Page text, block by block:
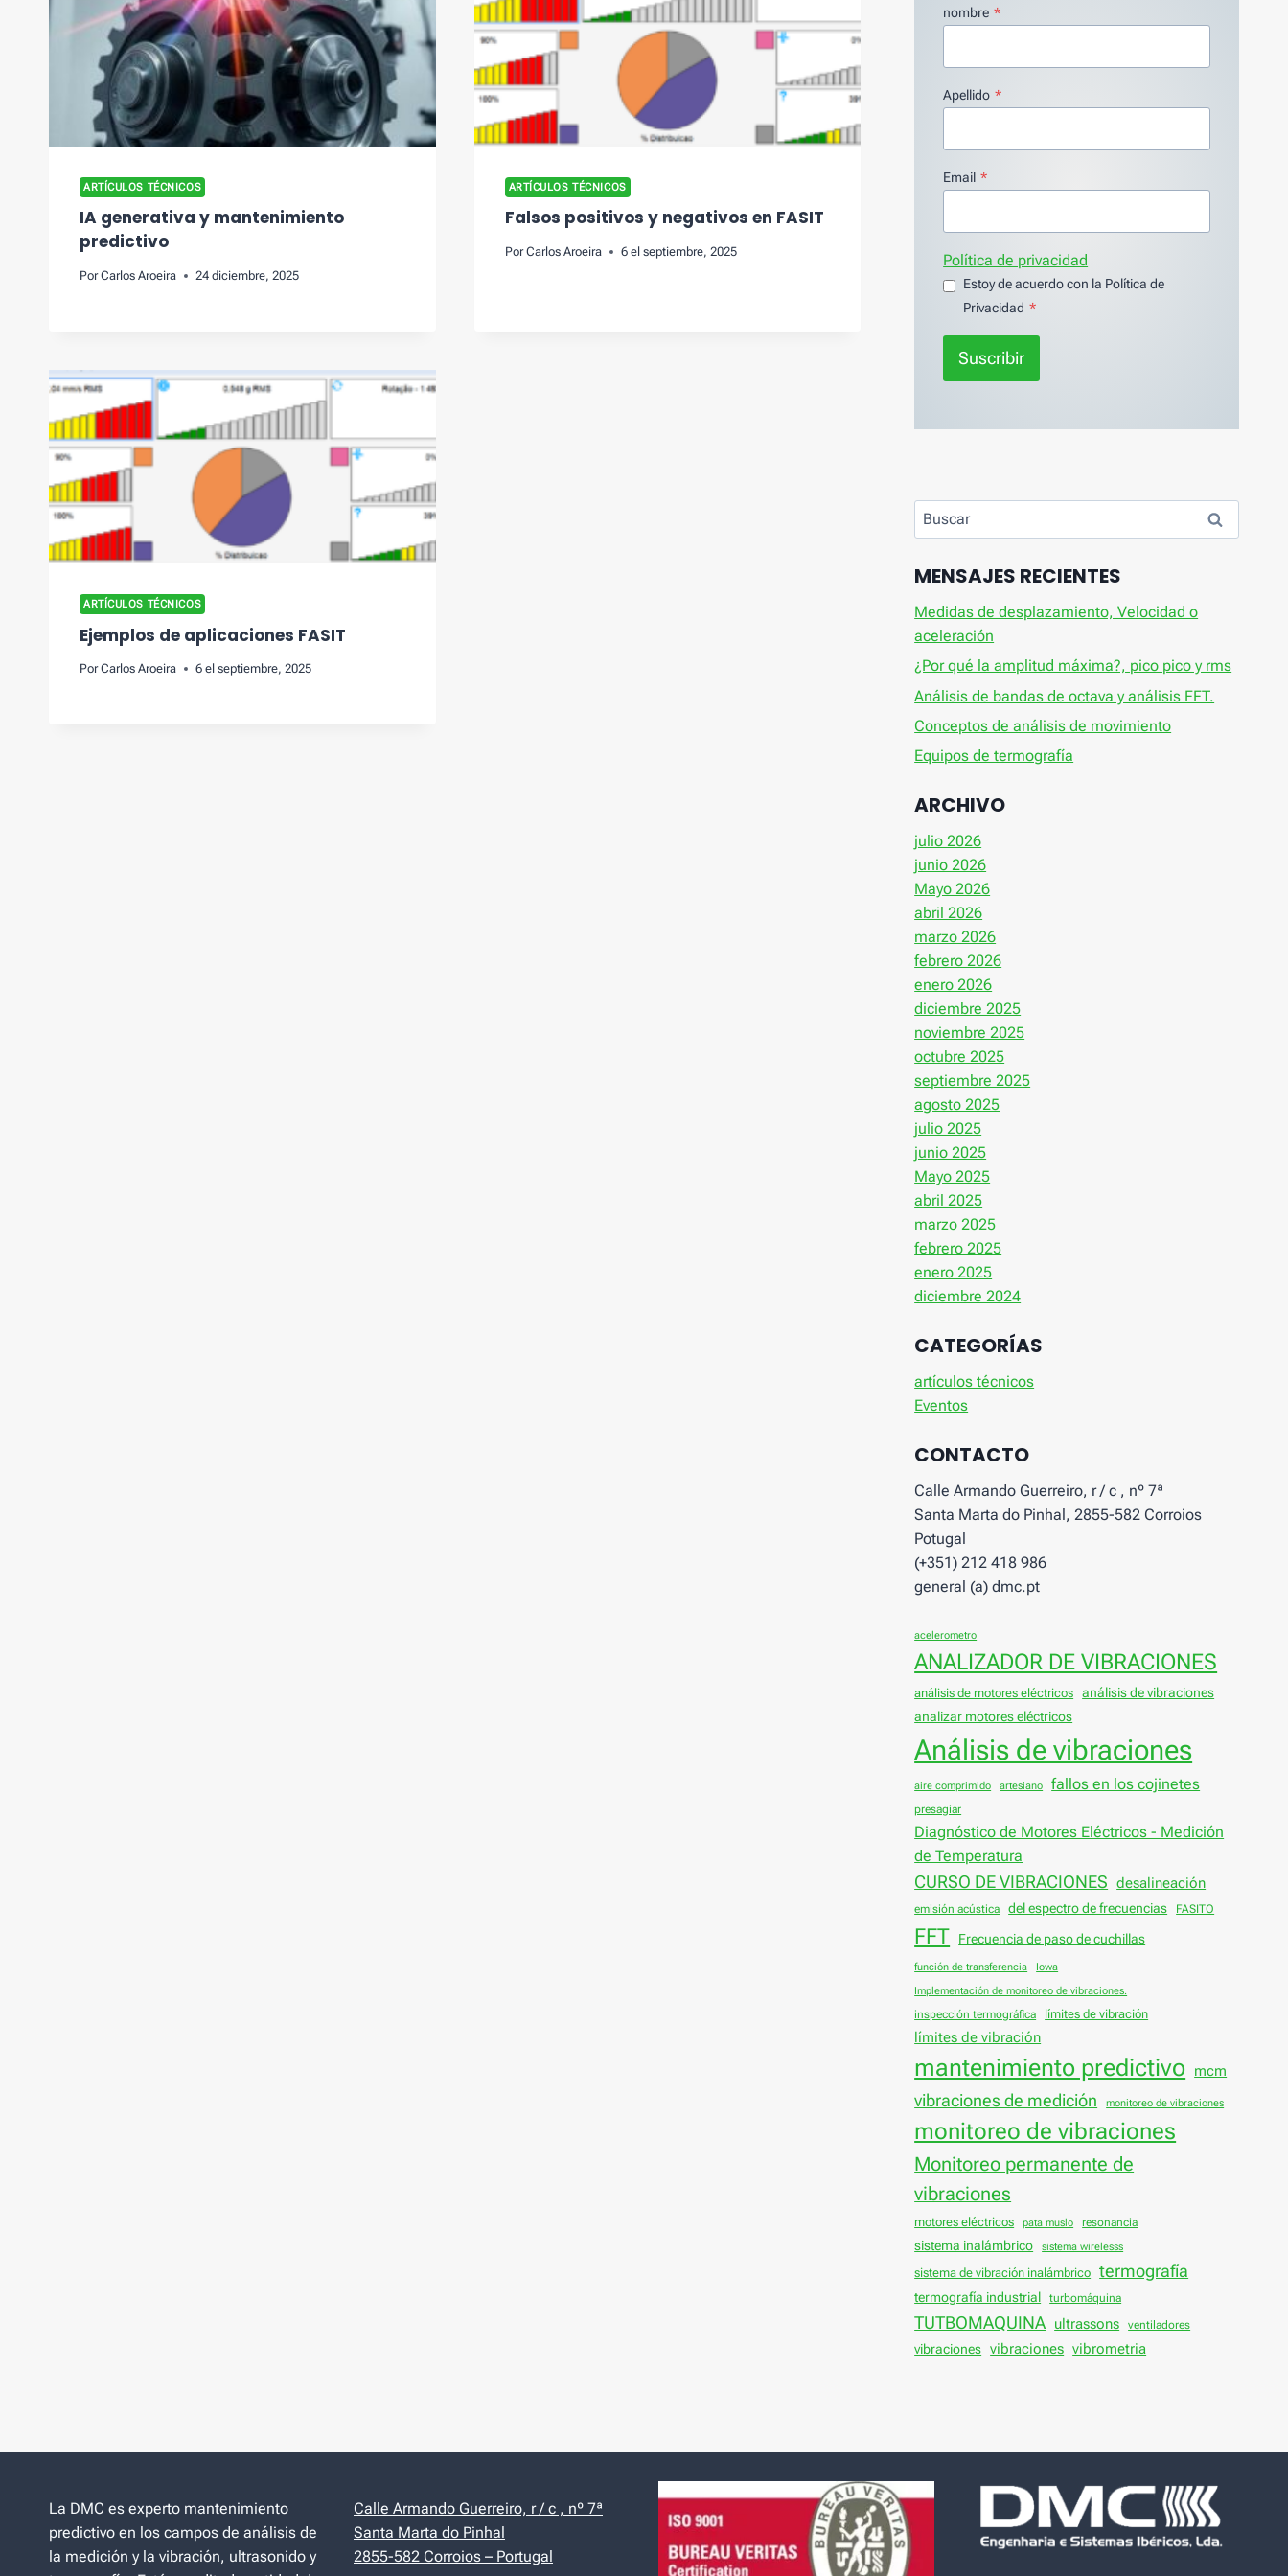
ARTÍCULOS TÉCNICOS
IA generativa y mantenimiento
predictivo
Por Carlos Aroeira 24 diciembre, 2025
ARTÍCULOS TÉCNICOS
Falsos positivos y negativos en FASIT
Por Carlos Aroeira 6 el septiembre, 2025
ARTÍCULOS TÉCNICOS
Ejemplos de aplicaciones FASIT
Por Carlos Aroeira 6 el septiembre, 2025
nombre *
Apellido *
Email *
Política de privacidad
Estoy de acuerdo con la Política de
Privacidad *
Suscribir
Buscar:
MENSAJES RECIENTES
Medidas de desplazamiento, Velocidad o
aceleración
¿Por qué la amplitud máxima?, pico pico y rms
Análisis de bandas de octava y análisis FFT.
Conceptos de análisis de movimiento
Equipos de termografía
ARCHIVO
julio 2026
junio 2026
Mayo 2026
abril 2026
marzo 2026
febrero 2026
enero 2026
diciembre 2025
noviembre 2025
octubre 2025
septiembre 2025
agosto 2025
julio 2025
junio 2025
Mayo 2025
abril 2025
marzo 2025
febrero 2025
enero 2025
diciembre 2024
CATEGORÍAS
artículos técnicos
Eventos
CONTACTO
Calle Armando Guerreiro, r / c , nº 7ª
Santa Marta do Pinhal, 2855-582 Corroios
Potugal
(+351) 212 418 986
general (a) dmc.pt
acelerometro
ANALIZADOR DE VIBRACIONES
análisis de motores eléctricos
análisis de vibraciones
analizar motores eléctricos
Análisis de vibraciones
aire comprimido artesiano fallos en los cojinetes
presagiar
Diagnóstico de Motores Eléctricos - Medición
de Temperatura
CURSO DE VIBRACIONES desalineación
emisión acústica del espectro de frecuencias FASITO
FFT Frecuencia de paso de cuchillas
función de transferencia
Iowa
Implementación de monitoreo de vibraciones.
inspección termográfica límites de vibración
límites de vibración
mantenimiento predictivo mcm
vibraciones de medición monitoreo de vibraciones
monitoreo de vibraciones
Monitoreo permanente de
vibraciones
motores eléctricos pata muslo resonancia
sistema inalámbrico sistema wirelesss
sistema de vibración inalámbrico termografía
termografía industrial turbomáquina
TUTBOMAQUINA ultrassons ventiladores
vibraciones vibraciones vibrometria
La DMC es experto mantenimiento
predictivo en los campos de análisis de
la medición y la vibración, ultrasonido y
Calle Armando Guerreiro, r / c , nº 7ª
Santa Marta do Pinhal
2855-582 Corroios – Portugal